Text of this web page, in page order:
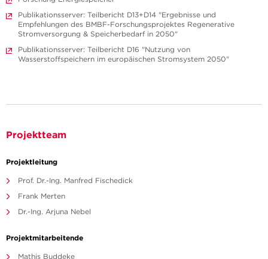
Publikationsserver: Teilbericht D13+D14 "Ergebnisse und
Empfehlungen des BMBF-Forschungsprojektes Regenerative
Stromversorgung & Speicherbedarf in 2050"
Publikationsserver: Teilbericht D16 "Nutzung von
Wasserstoffspeichern im europäischen Stromsystem 2050"
Projektteam
Projektleitung
Prof. Dr.-Ing. Manfred Fischedick
Frank Merten
Dr.-Ing. Arjuna Nebel
Projektmitarbeitende
Mathis Buddeke